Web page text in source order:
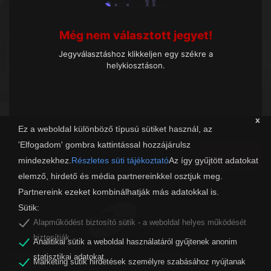
x
Ez a weboldal különböző típusú sütiket használ, az
'Elfogadom' gombra kattintással hozzájárulsz
mindezekhez. Részletes süti tájékoztatóAz így gyűjtött adatokat
elemző, hirdető és média partnereinkkel osztjuk meg.
Partnereink ezeket kombinálhatják más adatokkal is.
Sütik:
Alapműködést biztosító sütik - a weboldal helyes működését
biztosítják.
Analitikai sütik a weboldal használatáról gyűjtenek anonim
statisztikai adatokat.
Marketing sütik hirdetések személyre szabásához nyújtanak
Még nem választott jegyet!
Jegyválasztáshoz klikkeljen egy székre a
helykiosztáson.
Tovább
organw@zalaszam.hu
Kapcsolat
LinkedIn